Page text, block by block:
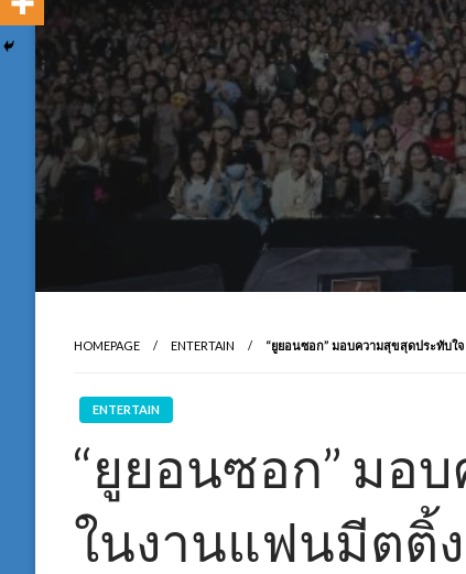
HOMEPAGE ENTERTAIN “ยูยอนซอก” มอบความสุขสุดประทับใจ
ENTERTAIN
“ยูยอนซอก” มอ
ในงานแฟนมีตติ้ง